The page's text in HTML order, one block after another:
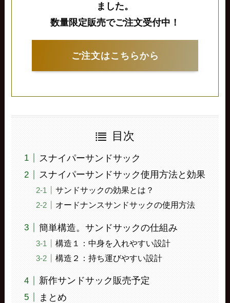
ました。
数量限定販売でご注文受付中！
ご注文はこちらから
目次
スナイパーサンドサック
スナイパーサンドサック使用方法と効果
サンドサックの効果とは？
オードナンスサンドサックの使用方法
簡単構造。サンドサックの仕組み
構造１：中身を入れやすい設計
構造２：持ち運びやすい設計
新作サンドサック販売予定
まとめ